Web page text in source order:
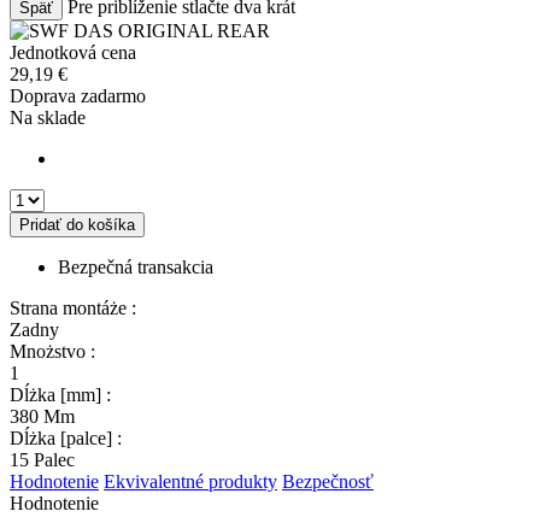
Späť Pre priblíženie stlačte dva krát
Jednotková cena
29,19 €
Doprava zadarmo
Na sklade
Pridať do košíka
Bezpečná transakcia
Strana montáże :
Zadny
Mnożstvo :
1
Dĺżka [mm] :
380 Mm
Dĺżka [palce] :
15 Palec
Hodnotenie Ekvivalentné produkty Bezpečnosť
Hodnotenie